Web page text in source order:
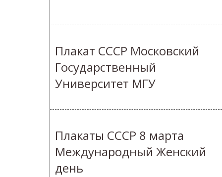
Плакат СССР Московский
Государственный
Университет МГУ
Плакаты СССР 8 марта
Международный Женский
день